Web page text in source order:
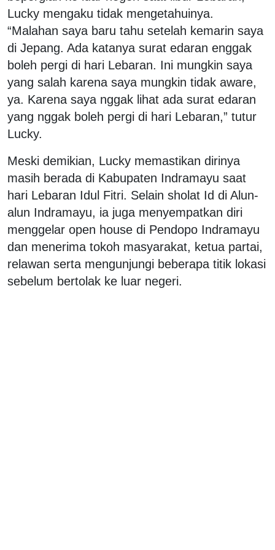
Lucky mengaku tidak mengetahuinya.
“Malahan saya baru tahu setelah kemarin saya
di Jepang. Ada katanya surat edaran enggak
boleh pergi di hari Lebaran. Ini mungkin saya
yang salah karena saya mungkin tidak aware,
ya. Karena saya nggak lihat ada surat edaran
yang nggak boleh pergi di hari Lebaran,” tutur
Lucky.
Meski demikian, Lucky memastikan dirinya
masih berada di Kabupaten Indramayu saat
hari Lebaran Idul Fitri. Selain sholat Id di Alun-
alun Indramayu, ia juga menyempatkan diri
menggelar open house di Pendopo Indramayu
dan menerima tokoh masyarakat, ketua partai,
relawan serta mengunjungi beberapa titik lokasi
sebelum bertolak ke luar negeri.